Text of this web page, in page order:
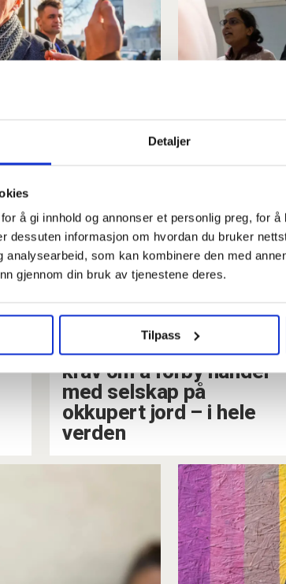
Detaljer
å gi innhold og annonser et personlig preg, for
dessuten informasjon om hvordan du bruker
analysearbeid, som kan kombinere den med
gjennom din bruk av tjenestene deres.
Tilpass
Gahr
Norge er
Fagforbundet støtter
krav om å forby handel
med selskap på
okkupert jord –⁠ i hele
verden